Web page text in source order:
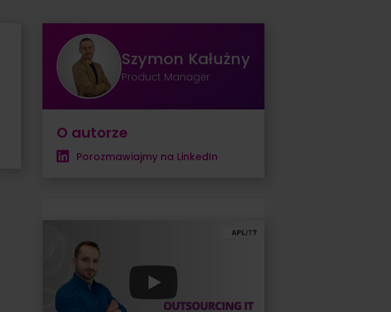
Szymon Kałużny
Product Manager
O autorze
Porozmawiajmy na LinkedIn